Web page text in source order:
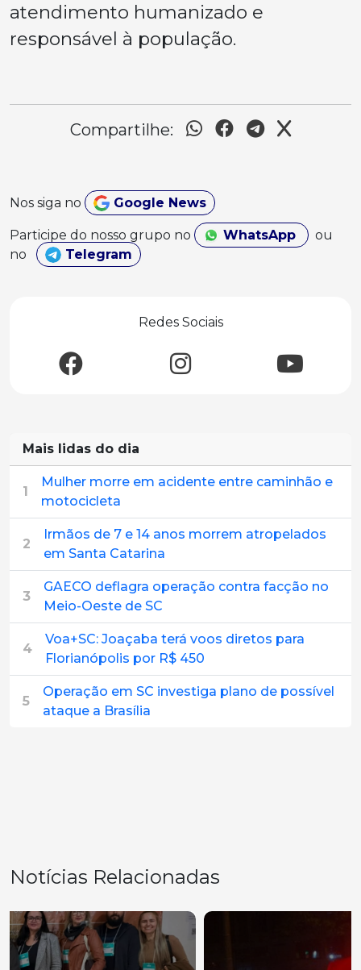
atendimento humanizado e
responsável à população.
Compartilhe:
Nos siga no Google News
Participe do nosso grupo no WhatsApp
ou
no
Telegram
Redes Sociais
Mais lidas do dia
1
Mulher morre em acidente entre caminhão e
motocicleta
2
Irmãos de 7 e 14 anos morrem atropelados
em Santa Catarina
3
GAECO deflagra operação contra facção no
Meio-Oeste de SC
4
Voa+SC: Joaçaba terá voos diretos para
Florianópolis por R$ 450
5
Operação em SC investiga plano de possível
ataque a Brasília
Notícias Relacionadas